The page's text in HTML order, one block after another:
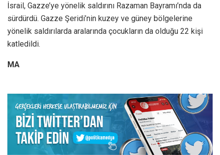
İsrail, Gazze’ye yönelik saldırını Razaman Bayramı’nda da
sürdürdü. Gazze Şeridi’nin kuzey ve güney bölgelerine
yönelik saldırılarda aralarında çocukların da olduğu 22 kişi
katledildi.
MA